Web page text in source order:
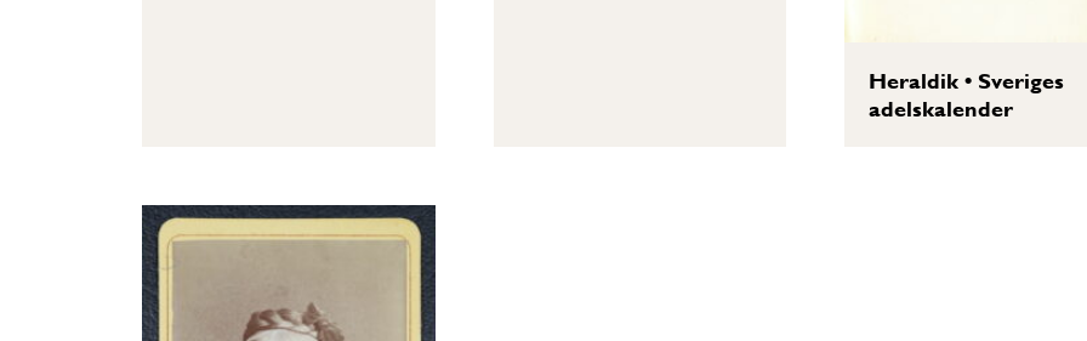
Heraldik•Sveriges
adelskalender